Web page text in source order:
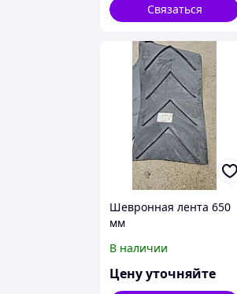
Связаться
Шевронная лента 650
мм
В наличии
Цену уточняйте